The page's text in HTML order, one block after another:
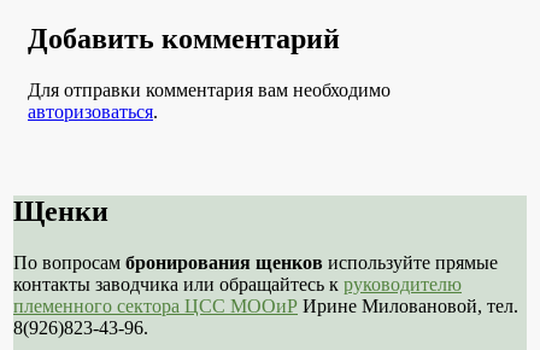
Добавить комментарий
Для отправки комментария вам необходимо
авторизоваться.
Щенки
По вопросам бронирования щенков используйте прямые
контакты заводчика или обращайтесь к руководителю
племенного сектора ЦСС МООиР Ирине Миловановой, тел.
8(926)823-43-96.